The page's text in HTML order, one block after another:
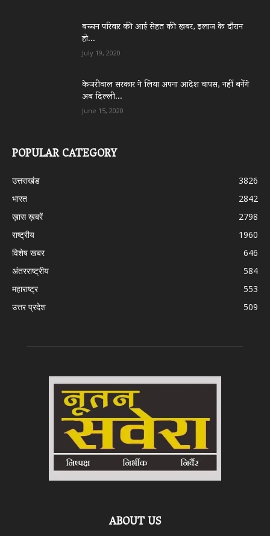
बच्चन परिवार की आई सेहत की खबर, इलाज के दौरान
हो...
July 19, 2020
केजरीवाल सरकार ने लिया अपना आदेश वापस, नहीं बनेंगे
अब दिल्ली...
June 15, 2020
POPULAR CATEGORY
उत्तराखंड
3826
भारत
2842
ख़ास ख़बरें
2798
राष्ट्रीय
1960
विशेष खबर
646
अंतरराष्ट्रीय
584
महाराष्ट्र
553
उत्तर प्रदेश
509
ABOUT US